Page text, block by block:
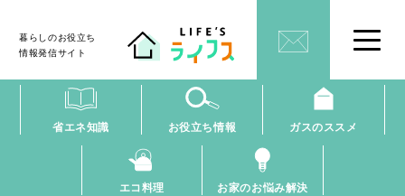
暮らしのお役立ち
情報発信サイト
省エネ知識 お役立ち情報 ガスのススメ
エコ料理 お家のお悩み解決